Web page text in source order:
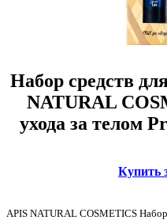
Набор средств
NATURAL
ухода за телом
Купить
APIS NATURAL COSMETICS